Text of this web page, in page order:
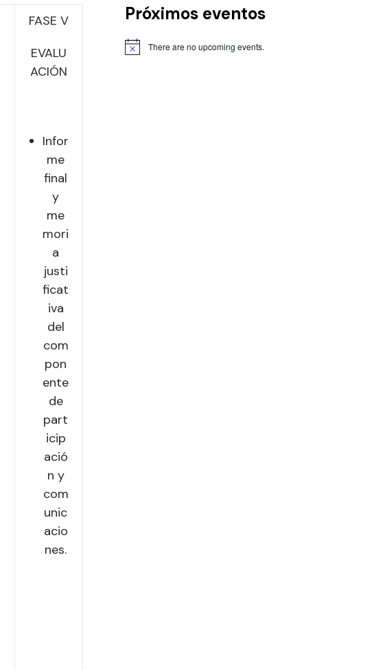
FASE V
EVALU
ACIÓN
Infor
me
final
y
me
mori
a
justi
ficat
iva
del
com
pon
ente
de
part
icip
ació
n y
com
unic
acio
nes.
Próximos eventos
There are no upcoming events.